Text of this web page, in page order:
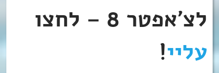
לצ’אפטר 8 – לחצו
עליי!